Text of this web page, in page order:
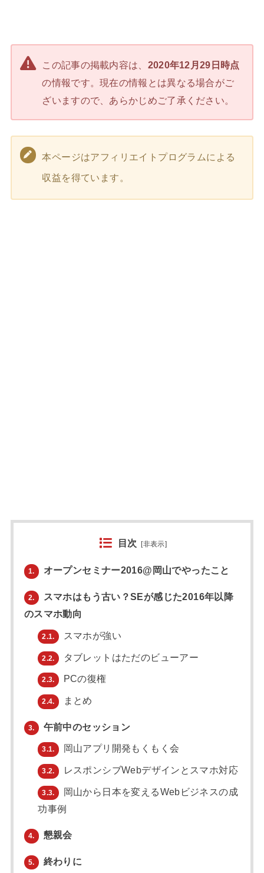
この記事の掲載内容は、 2020年12月29日時点
の情報です。現在の情報とは異なる場合がご
ざいますので、あらかじめご了承ください。
本ページはアフィリエイトプログラムによる
収益を得ています。
目次 [非表示]
1. オープンセミナー2016@岡山でやったこと
2.
スマホはもう古い？SEが感じた2016年以降
のスマホ動向
2.1. スマホが強い
2.2. タブレットはただのビューアー
2.3. PCの復権
2.4. まとめ
3. 午前中のセッション
3.1. 岡山アプリ開発もくもく会
3.2. レスポンシブWebデザインとスマホ対応
3.3.
岡山から日本を変えるWebビジネスの成
功事例
4. 懇親会
5. 終わりに